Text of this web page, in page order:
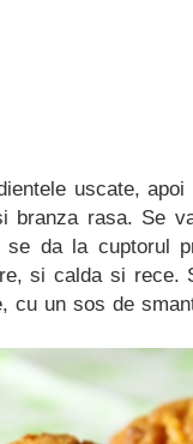
uscate,
branza rasa. Se
da la cuptorul
si calda si rece.
cu un sos de